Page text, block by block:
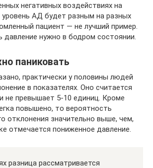
негативных воздействиях на
уровень АД будет разным на разных
пациент — не лучший пример.
давление нужно в бодром состоянии.
паниковать
практически у половины людей
в показателях. Оно считается
не превышает 5-10 единиц. Кроме
повышено, то вероятность
отклонения значительно выше, чем,
отмечается пониженное давление.
разница рассматривается